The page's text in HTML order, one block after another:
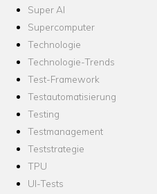
Super AI
Supercomputer
Technologie
Technologie-Trends
Test-Framework
Testautomatisierung
Testing
Testmanagement
Teststrategie
TPU
UI-Tests